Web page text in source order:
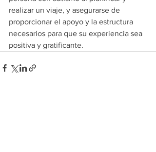
realizar un viaje, y asegurarse de
proporcionar el apoyo y la estructura
necesarios para que su experiencia sea
positiva y gratificante.